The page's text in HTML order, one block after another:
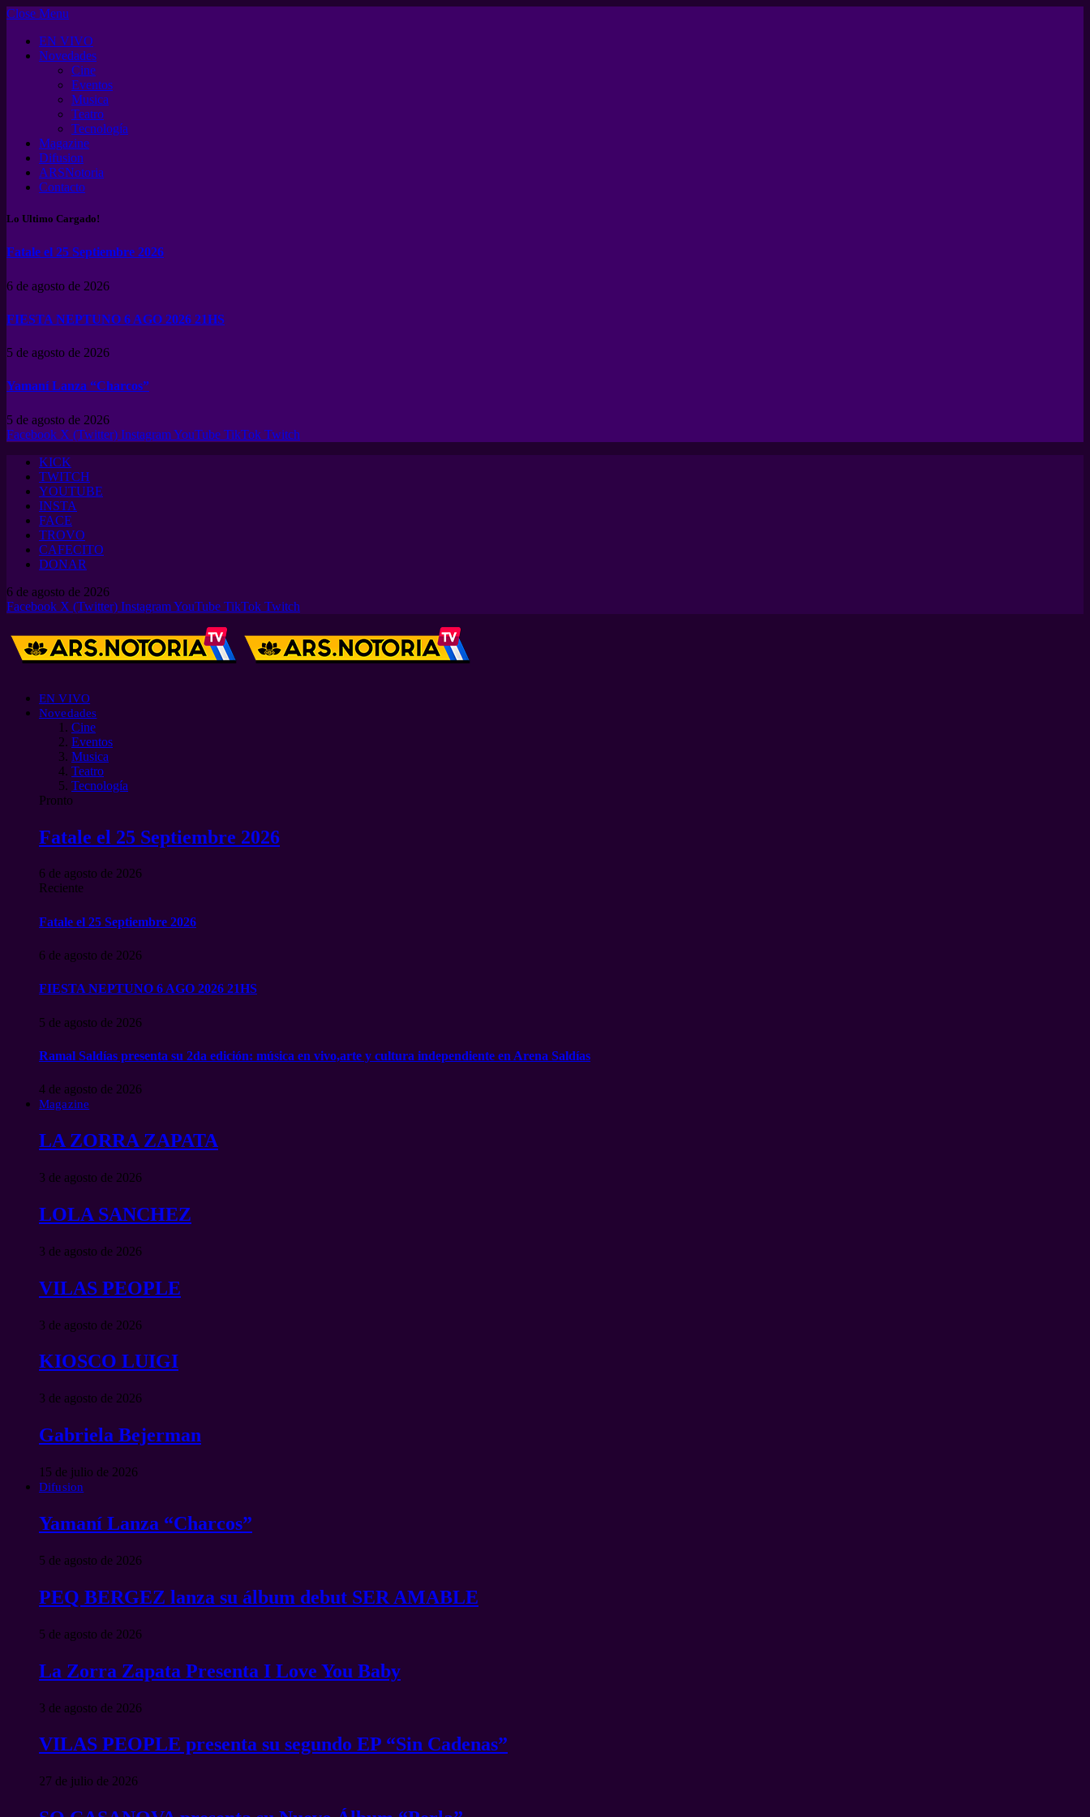
Close Menu
EN VIVO
Novedades
Cine
Eventos
Musica
Teatro
Tecnología
Magazine
Difusion
ARSNotoria
Contacto
Lo Ultimo Cargado!
Fatale el 25 Septiembre 2026
6 de agosto de 2026
FIESTA NEPTUNO 6 AGO 2026 21HS
5 de agosto de 2026
Yamaní Lanza “Charcos”
5 de agosto de 2026
Facebook X (Twitter) InstagramYouTube TikTok Twitch
KICK
TWITCH
YOUTUBE
INSTA
FACE
TROVO
CAFECITO
DONAR
6 de agosto de 2026
Facebook X (Twitter) InstagramYouTube TikTok Twitch
EN VIVO
Novedades
Cine
Eventos
Musica
Teatro
Tecnología
Pronto
Fatale el 25 Septiembre 2026
6 de agosto de 2026
Reciente
Fatale el 25 Septiembre 2026
6 de agosto de 2026
FIESTA NEPTUNO 6 AGO 2026 21HS
5 de agosto de 2026
Ramal Saldías presenta su 2da edición: música en vivo,arte y cultura independiente en Arena Saldías
4 de agosto de 2026
Magazine
LA ZORRA ZAPATA
3 de agosto de 2026
LOLA SANCHEZ
3 de agosto de 2026
VILAS PEOPLE
3 de agosto de 2026
KIOSCO LUIGI
3 de agosto de 2026
Gabriela Bejerman
15 de julio de 2026
Difusion
Yamaní Lanza “Charcos”
5 de agosto de 2026
PEQ BERGEZ lanza su álbum debut SER AMABLE
5 de agosto de 2026
La Zorra Zapata Presenta I Love You Baby
3 de agosto de 2026
VILAS PEOPLE presenta su segundo EP “Sin Cadenas”
27 de julio de 2026